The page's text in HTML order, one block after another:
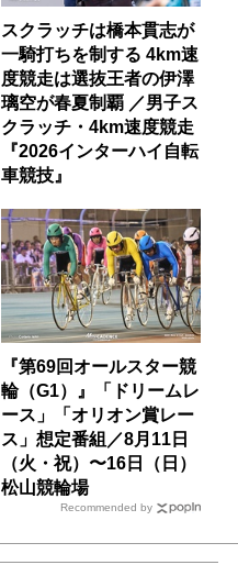
スクラッチは橋本貫志が
一騎打ちを制する 4km速
度競走は選抜王者の伊澤
璃空が春夏制覇 ／男子ス
クラッチ・4km速度競走
『2026インターハイ自転
車競技』
『第69回オールスター競
輪（G1）』「ドリームレ
ース」「オリオン賞レー
ス」想定番組／8月11日
（火・祝）〜16日（日）
松山競輪場
Recommended by